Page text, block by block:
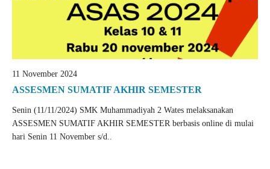
11 November 2024
ASSESMEN SUMATIF AKHIR SEMESTER
Senin (11/11/2024) SMK Muhammadiyah 2 Wates melaksanakan
ASSESMEN SUMATIF AKHIR SEMESTER berbasis online di mulai
hari Senin 11 November s/d..